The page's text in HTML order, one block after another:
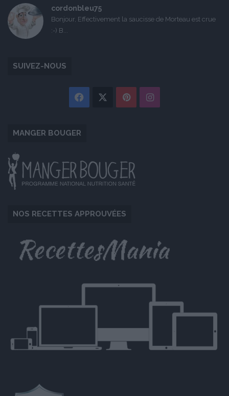
cordonbleu75
Bonjour, Effectivement la saucisse de Morteau est crue
:-) B...
SUIVEZ-NOUS
Facebook PinterestInstagram
MANGER BOUGER
NOS RECETTES APPROUVÉES